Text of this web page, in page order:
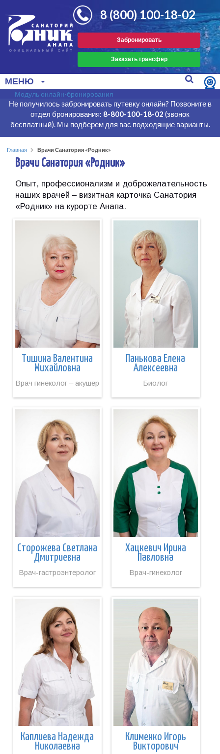
Забронировать
Заказать трансфер
8 (800) 100-18-02
МЕНЮ
Модуль онлайн-бронирования
Не получилось забронировать путевку онлайн? Позвоните в
отдел бронирования: 8-800-100-18-02 (звонок
бесплатный). Мы подберем для вас подходящие варианты.
Главная Врачи Санатория «Родник»
Врачи Санатория «Родник»
Опыт, профессионализм и доброжелательность
наших врачей – визитная карточка Санатория
«Родник» на курорте Анапа.
Тишина Валентина
Михайловна
Врач гинеколог – акушер
Панькова Елена
Алексеевна
Биолог
Сторожева Светлана
Дмитриевна
Врач-гастроэнтеролог
Хацкевич Ирина
Павловна
Врач-гинеколог
Каплиева Надежда
Николаевна
Клименко Игорь
Викторович